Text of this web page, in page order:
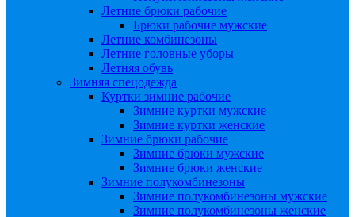
Летние брюки рабочие
Брюки рабочие мужские
Летние комбинезоны
Летние головные уборы
Летняя обувь
Зимняя спецодежда
Куртки зимние рабочие
Зимние куртки мужские
Зимние куртки женские
Зимние брюки рабочие
Зимние брюки мужские
Зимние брюки женские
Зимние полукомбинезоны
Зимние полукомбинезоны мужские
Зимние полукомбинезоны женские